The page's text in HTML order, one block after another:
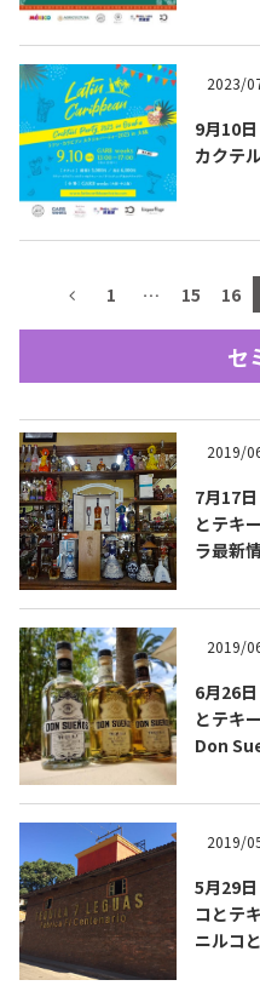
テキーラマップ
メキシコ料理
メキシコ旅行
メキシコの記念日
トピックス一覧
お問合せ
Contact
Tequila Journal SNS
2023/
9月10
カクテ
1 … 15 16
セ
2019/
7月17
とテキ
ラ最新
2019/
6月26
とテキ
Don
2019/
5月29
コとテ
ニルコ